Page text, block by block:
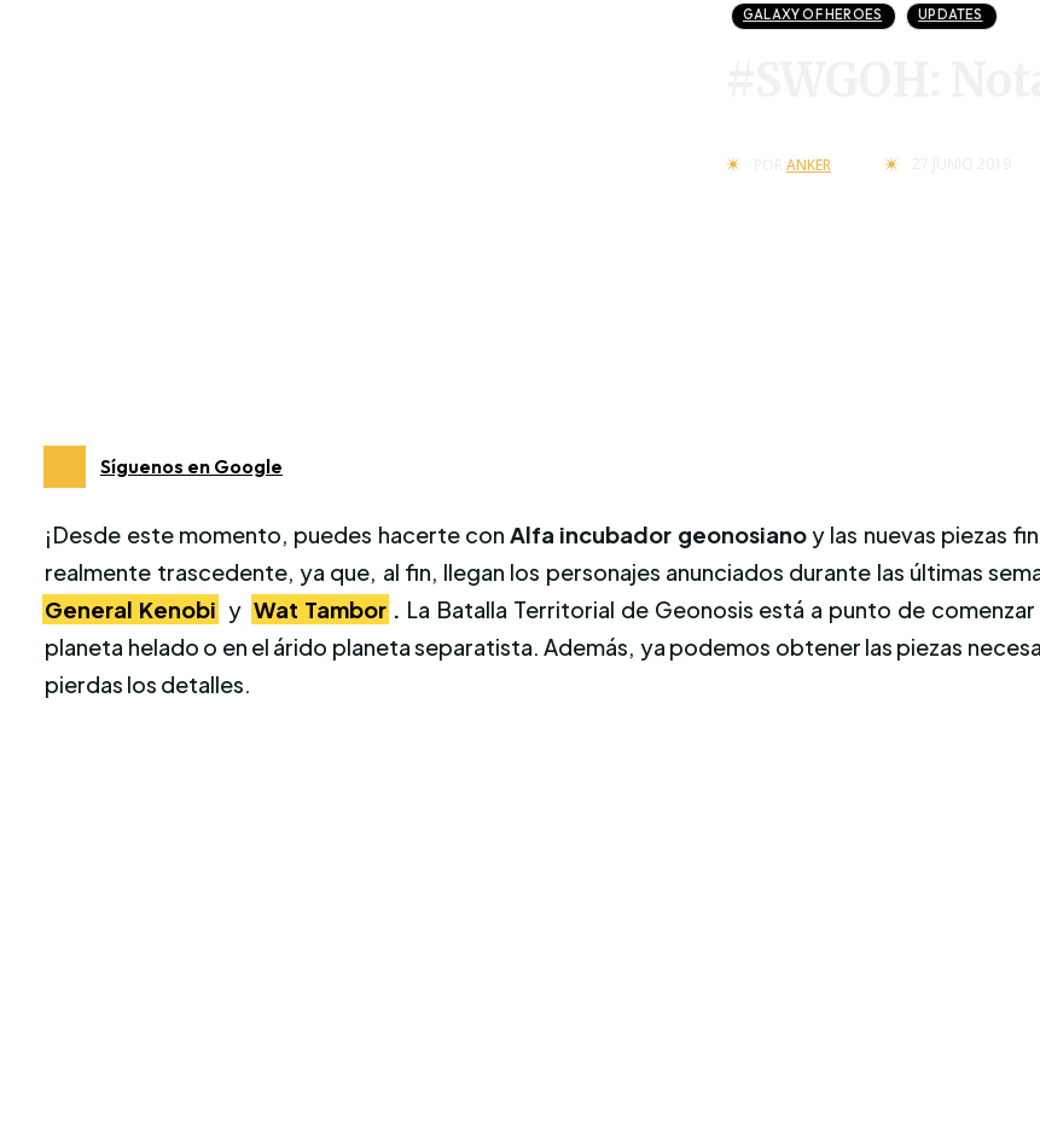
GALAXY OF HEROES UPDATES
ANKER
Síguenos en Google
¡Desde este momento, puedes hacerte conAlfa incubador geonosianoy las nuevas piezas
realmente trascedente, ya que, al fin, llegan los personajes anunciados durante las últimas
General Kenobi y Wat Tambor . La Batalla Territorial de Geonosis está a punto de
planeta helado o en el árido planeta separatista. Además, ya podemos obtener las piezas
pierdas los detalles.